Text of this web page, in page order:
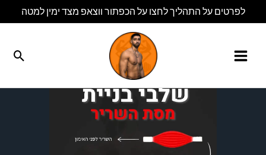
לתוכן
לפרטים על התהליך לחצו על הכפתור ווצאפ מצד ימין למטה